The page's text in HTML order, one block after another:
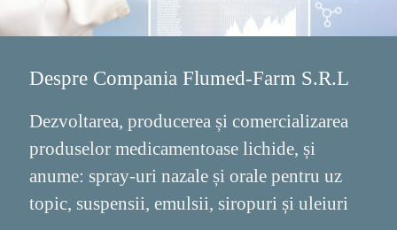
Despre Compania Flumed-Farm S.R.L
Dezvoltarea, producerea și comercializarea
produselor medicamentoase lichide, și
anume: spray-uri nazale și orale pentru uz
topic, suspensii, emulsii, siropuri și uleiuri